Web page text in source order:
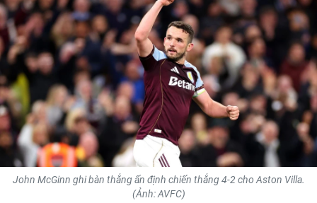
GIÁO DỤC
Y TẾ
KHOA HỌC - CÔNG NGHỆ
MÔI TRƯỜNG
BẠN ĐỌC
KIỂM CHỨNG THÔNG TIN
John McGinn ghi bàn thắng ấn định chiến thắng 4-2 cho Aston Villa.
(Ảnh: AVFC)